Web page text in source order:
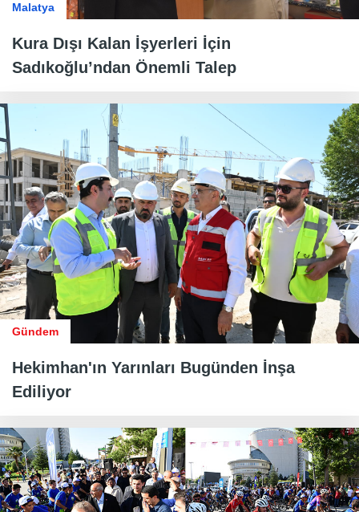
Malatya
Kura Dışı Kalan İşyerleri İçin
Sadıkoğlu’ndan Önemli Talep
Gündem
Hekimhan'ın Yarınları Bugünden İnşa
Ediliyor